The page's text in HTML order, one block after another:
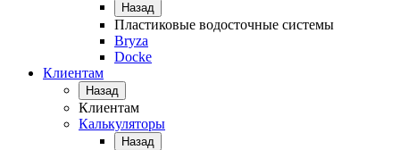
Назад
Пластиковые водосточные системы
Bryza
Docke
Клиентам
Назад
Клиентам
Калькуляторы
Назад